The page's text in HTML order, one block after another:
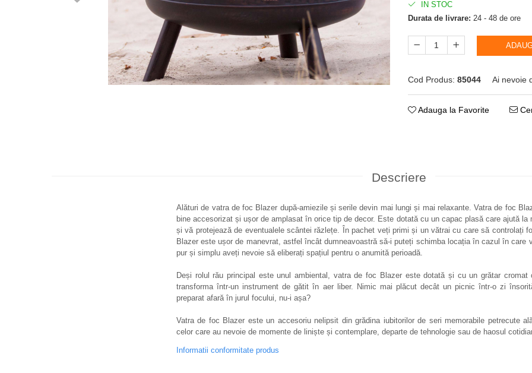
IN STOC
Durata de livrare: 24 - 48 de ore
Cod Produs: 85044 Ai nevoie
Adauga la Favorite
Descriere
Alături de vatra de foc Blazer după-amiezile și serile devin mai lungi și mai relaxante. Vatra de foc
bine accesorizat și ușor de amplasat în orice tip de decor. Este dotată cu un capac plasă care ajută la
și vă protejează de eventualele scântei răzlețe. În pachet veți primi și un vătrai cu care să controlați
Blazer este ușor de manevrat, astfel încât dumneavoastră să-i puteți schimba locația în cazul în care
pur și simplu aveți nevoie să eliberați spațiul pentru o anumită perioadă.
Deși rolul rău principal este unul ambiental, vatra de foc Blazer este dotată și cu un grătar cromat
transforma într-un instrument de gătit în aer liber. Nimic mai plăcut decât un picnic într-o zi
preparat afară în jurul focului, nu-i așa?
Vatra de foc Blazer este un accesoriu nelipsit din grădina iubitorilor de seri memorabile petrecute
celor care au nevoie de momente de liniște și contemplare, departe de tehnologie sau de haosul
Informatii conformitate produs